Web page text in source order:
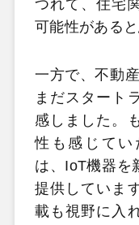
つれて、住宅
可能性があると
一方で、不動
まだスタート
感しました。
性も感じて
は、IoT機器を
提供していま
載も視野に入